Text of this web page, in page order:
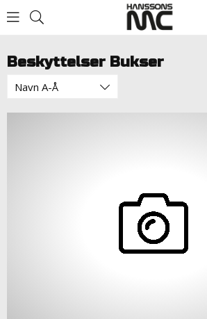
LOGG INN
Beskyttelser Bukser
Navn A-Å